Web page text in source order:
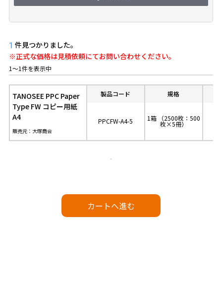
1 件見つかりました。
※正式な価格は見積依頼にてお問い合わせください。
1〜1件を表示中
TANOSEE PPC Paper
Type FW コピー用紙
A4
販売元：大塚商会
製品コード 規格
PPCFW-A4-5 1箱 （2500枚：500
枚×5冊）
カートへ進む